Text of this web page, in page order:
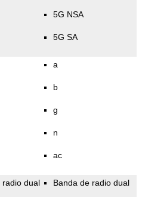
5G NSA
5G SA
a
b
g
n
ac
radio dual Banda de radio dual